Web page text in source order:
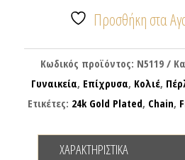
αλυσίδες
μαργαριταράκια
ποσότητα
Προσθήκη στα
Κωδικός προϊόντος: N5119
Γυναικεία, Επίχρυσα, Κολιέ,
Ετικέτες: 24k Gold Plated, Chain,
ΧΑΡΑΚΤΗΡΙΣΤΙΚΆ